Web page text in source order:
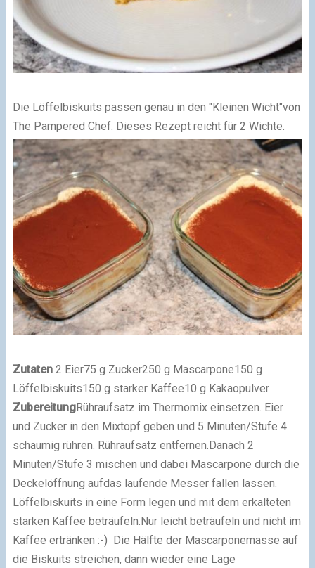
Die Löffelbiskuits passen genau in den "Kleinen Wicht"von
The Pampered Chef. Dieses Rezept reicht für 2 Wichte.
Zutaten 2 Eier75 g Zucker250 g Mascarpone150 g
Löffelbiskuits150 g starker Kaffee10 g Kakaopulver
ZubereitungRühraufsatz im Thermomix einsetzen. Eier
und Zucker in den Mixtopf geben und 5 Minuten/Stufe 4
schaumig rühren. Rühraufsatz entfernen.Danach 2
Minuten/Stufe 3 mischen und dabei Mascarpone durch die
Deckelöffnung aufdas laufende Messer fallen lassen.
Löffelbiskuits in eine Form legen und mit dem erkalteten
starken Kaffee beträufeln.Nur leicht beträufeln und nicht im
Kaffee ertränken :-) Die Hälfte der Mascarponemasse auf
die Biskuits streichen, dann wieder eine Lage